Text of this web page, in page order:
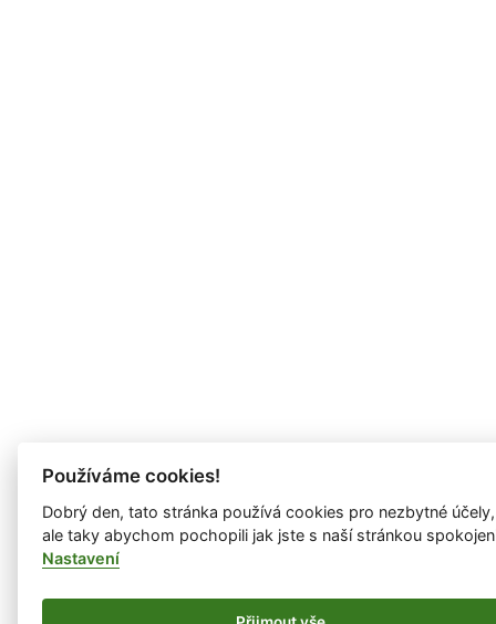
Používáme cookies!
Dobrý den, tato stránka používá cookies pro nezbytné účely,
ale taky abychom pochopili jak jste s naší stránkou
Nastavení